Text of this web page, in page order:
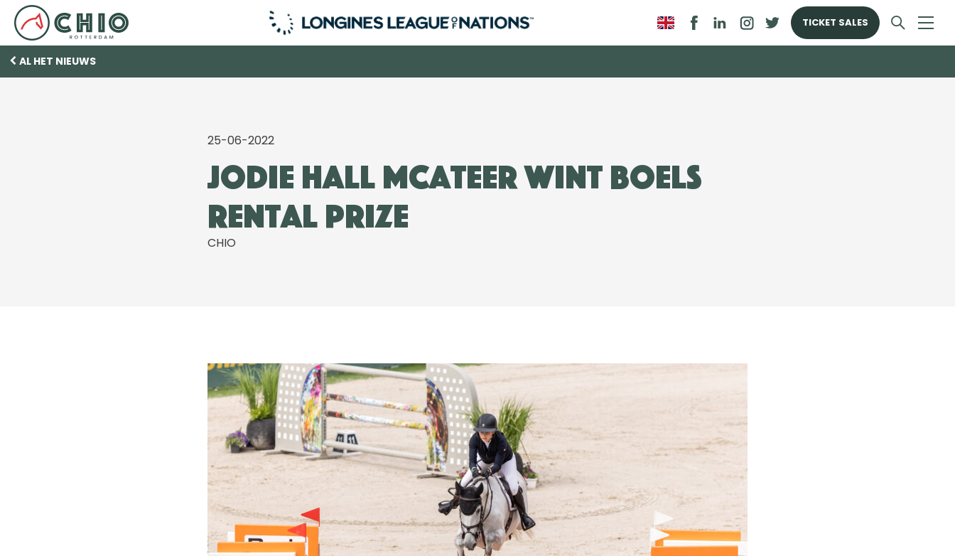
TICKET SALES
AL HET NIEUWS
25-06-2022
Jodie Hall McAteer wint Boels
Rental prize
CHIO